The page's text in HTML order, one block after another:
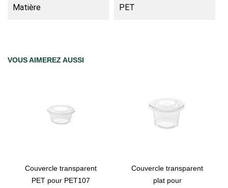
Matière PET
VOUS AIMEREZ AUSSI
Couvercle transparent
PET pour PET107
Couvercle transparent
plat pour